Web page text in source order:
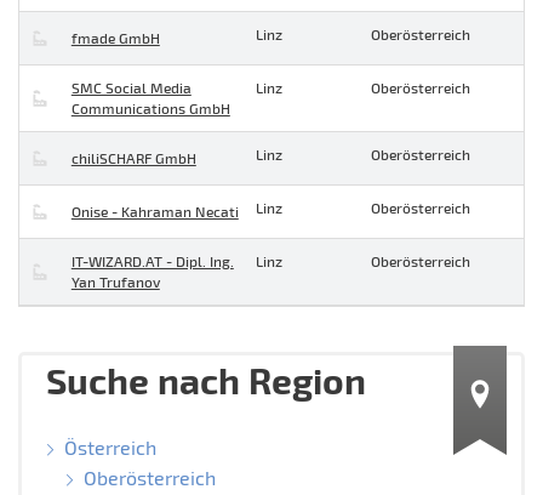
fmade GmbH Linz Oberösterreich
SMC Social Media
Communications GmbH
Linz Oberösterreich
chiliSCHARF GmbH Linz Oberösterreich
Onise - Kahraman Necati Linz Oberösterreich
IT-WIZARD.AT - Dipl. Ing.
Yan Trufanov
Linz Oberösterreich
Suche nach Region
Österreich
Oberösterreich